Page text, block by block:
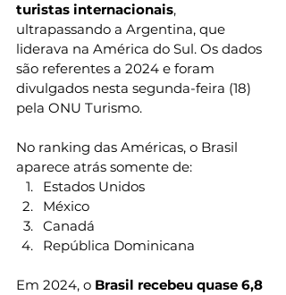
turistas internacionais,
ultrapassando a Argentina, que
liderava na América do Sul. Os dados
são referentes a 2024 e foram
divulgados nesta segunda-feira (18)
pela ONU Turismo.
No ranking das Américas, o Brasil
aparece atrás somente de:
Estados Unidos
México
Canadá
República Dominicana
Em 2024, o Brasil recebeu quase 6,8